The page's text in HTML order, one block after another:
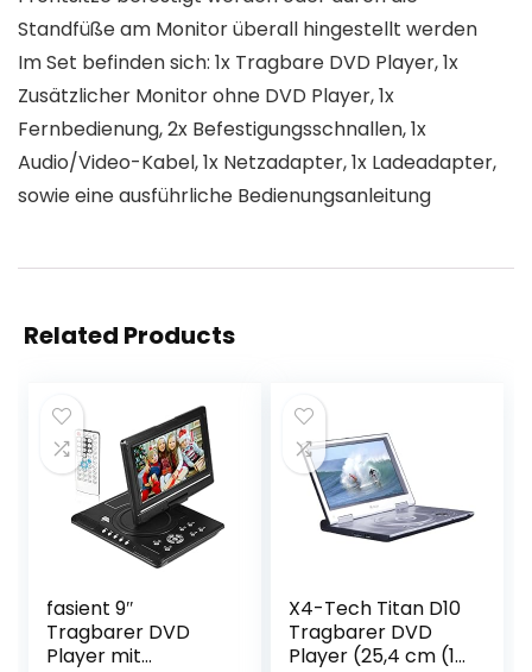
Standfüße am Monitor überall hingestellt werden
Im Set befinden sich: 1x Tragbare DVD Player, 1x
Zusätzlicher Monitor ohne DVD Player, 1x
Fernbedienung, 2x Befestigungsschnallen, 1x
Audio/Video-Kabel, 1x Netzadapter, 1x Ladeadapter,
sowie eine ausführliche Bedienungsanleitung
Related Products
fasient 9″
Tragbarer DVD
Player mit
X4-Tech Titan D10
Tragbarer DVD
Player (25,4 cm (10